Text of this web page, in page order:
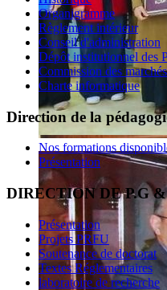
Organigramme
Règlement intérieur
Conseil d'administration
Dépôt institutionnel des
Commission des marchés
Charte informatique
Direction de la
Nos formations
Présentation
DIRECTION DE P.G
Présentation
Projets PRFU
Soutenance de doctorat
Textes Réglementaires
laboratoire de recherche